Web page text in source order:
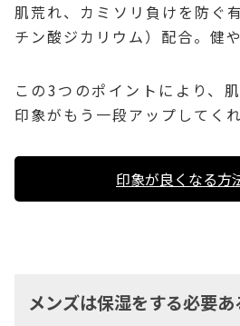
肌荒れ、カミソリ負けを防ぐ
チン酸ジカリウム）配合。健
この3つのポイントにより、
印象がもう一段アップしてくれ
印象が良くなる方
メンズは保湿をする必要あ